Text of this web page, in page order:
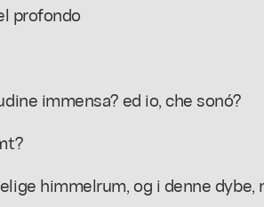
profondo
immensa? ed io, che sonó?
himmelrum, og i denne dybe,